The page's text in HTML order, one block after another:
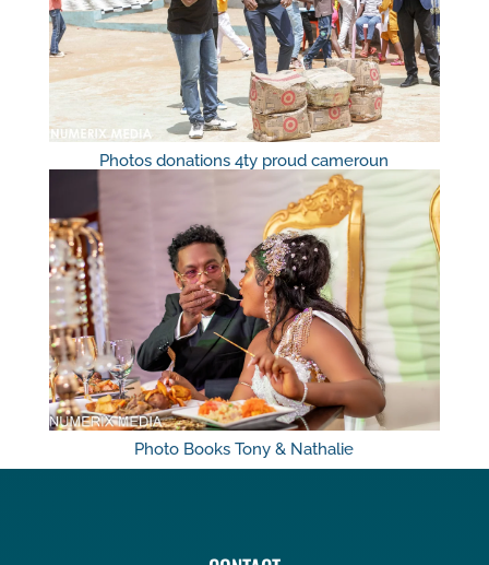
Photos donations 4ty proud cameroun
Photo Books Tony & Nathalie